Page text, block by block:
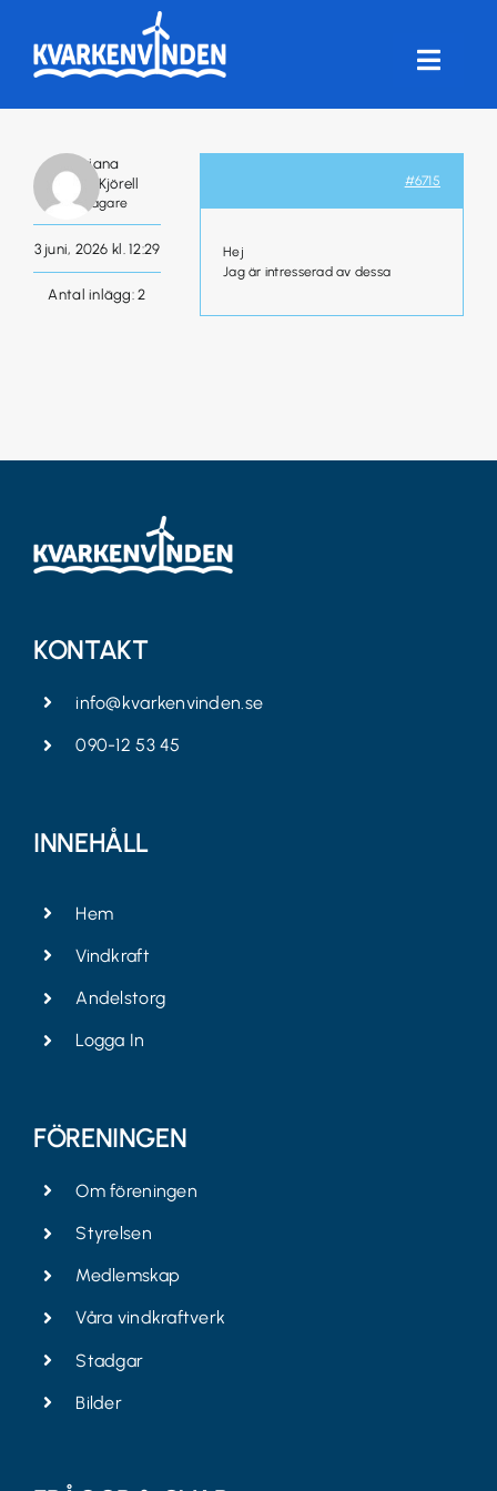
innehållet
Toggle
FÖRENINGEN
VINDKRAFT
Mariana
Kjörling-Kjörell
Deltagare
3 juni, 2026 kl. 12:29
Antal inlägg: 2
#6715
Hej
Jag är intresserad av dessa
KONTAKT
info@kvarkenvinden.se
090-12 53 45
INNEHÅLL
Hem
Vindkraft
Andelstorg
Logga In
FÖRENINGEN
Om föreningen
Styrelsen
Medlemskap
Våra vindkraftverk
Stadgar
Bilder